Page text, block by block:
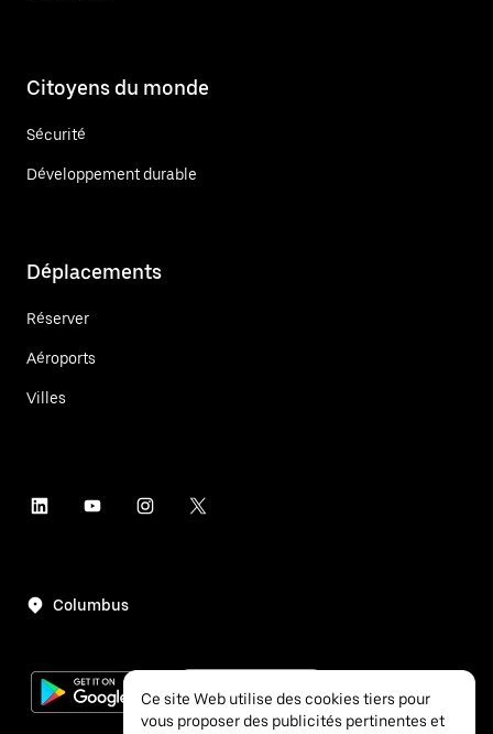
Citoyens du monde
Sécurité
Développement durable
Déplacements
Réserver
Aéroports
Villes
Columbus
Ce site Web utilise des cookies tiers pour
vous proposer des publicités pertinentes et